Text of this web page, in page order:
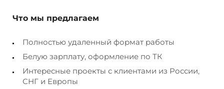
Что мы предлагаем
Полностью удаленный формат работы
Белую зарплату, оформление по ТК
Интересные проекты с клиентами из России,
СНГ и Европы